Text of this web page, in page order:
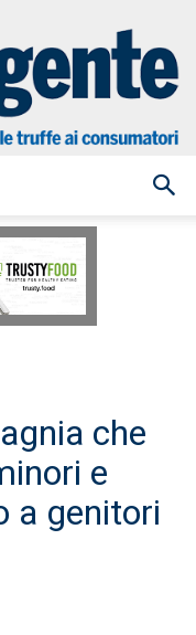
che
e
a genitori